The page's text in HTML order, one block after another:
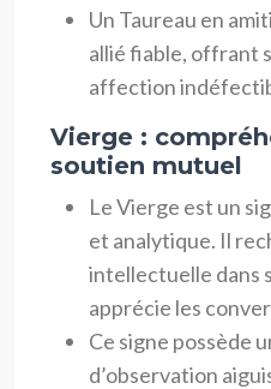
Un Taureau en
allié fiable, offrant
affection
Vierge :
soutien mutuel
Le Vierge est un
et analytique. Il
intellectuelle dans
apprécie les
Ce signe possède
d’observation